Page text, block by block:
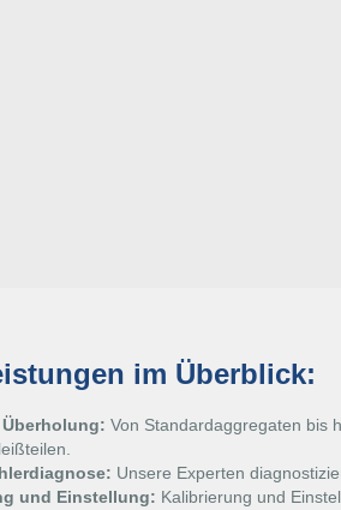
im Überblick:
Von Standardaggregaten bis
Unsere Experten
und Einstellung: Kalibrierung und